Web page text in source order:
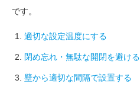
です。
適切な設定温度にする
閉め忘れ・無駄な開閉を避ける
壁から適切な間隔で設置する